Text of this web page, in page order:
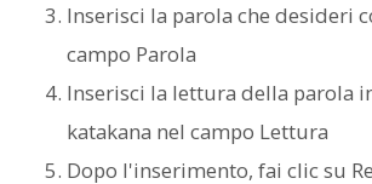
Inserisci la parola che desideri
campo Parola
Inserisci la lettura della parola
katakana nel campo Lettura
Dopo l'inserimento, fai clic su